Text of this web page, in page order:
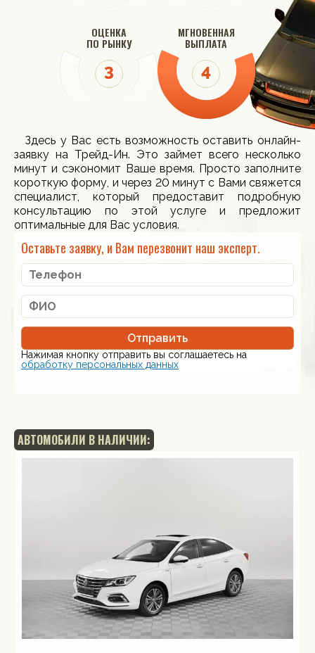
ОЦЕНКА
ПО РЫНКУ
МГНОВЕННАЯ
ВЫПЛАТА
Здесь у Вас есть возможность оставить онлайн-
заявку на Трейд-Ин. Это займет всего несколько
минут и сэкономит Ваше время. Просто заполните
короткую форму, и через 20 минут с Вами свяжется
специалист, который предоставит подробную
консультацию по этой услуге и предложит
оптимальные для Вас условия.
Оставьте заявку, и Вам перезвонит наш эксперт.
Отправить
Нажимая кнопку отправить вы соглашаетесь на
обработку персональных данных
АВТОМОБИЛИ В НАЛИЧИИ: